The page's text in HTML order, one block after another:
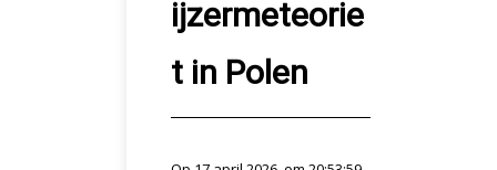
ijzermeteorie
t in Polen